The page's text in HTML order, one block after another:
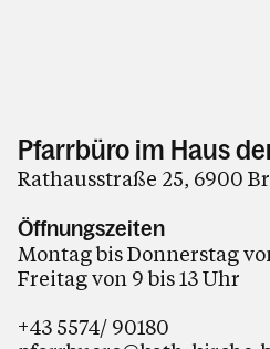
Pfarrbüro im Haus
Rathausstraße 25, 6900
Öffnungszeiten
Montag bis Donnerstag
Freitag von 9 bis 13 Uhr
+43 5574/ 90180